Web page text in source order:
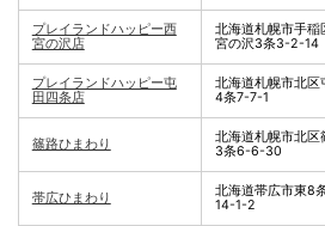
プレイランドハッピー西
宮の沢店
北海道札幌市手稲
宮の沢3条3-2-14
プレイランドハッピー屯
田四条店
北海道札幌市北区
4条7-7-1
篠路ひまわり
北海道札幌市北区
3条6-6-30
帯広ひまわり
北海道帯広市東8
14-1-2